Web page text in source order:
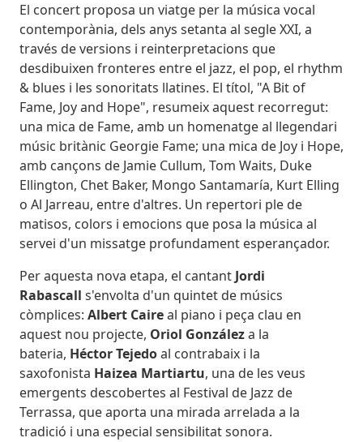
El concert proposa un viatge per la música vocal
contemporània, dels anys setanta al segle XXI, a
través de versions i reinterpretacions que
desdibuixen fronteres entre el jazz, el pop, el rhythm
& blues i les sonoritats llatines. El títol, "A Bit of
Fame, Joy and Hope", resumeix aquest recorregut:
una mica de Fame, amb un homenatge al llegendari
músic britànic Georgie Fame; una mica de Joy i Hope,
amb cançons de Jamie Cullum, Tom Waits, Duke
Ellington, Chet Baker, Mongo Santamaría, Kurt Elling
o Al Jarreau, entre d'altres. Un repertori ple de
matisos, colors i emocions que posa la música al
servei d'un missatge profundament esperançador.
Per aquesta nova etapa, el cantant Jordi
Rabascall s'envolta d'un quintet de músics
còmplices: Albert Caireal piano i peça clau en
aquest nou projecte, Oriol Gonzáleza la
bateria, Héctor Tejedoal contrabaix i la
saxofonista Haizea Martiartu, una de les veus
emergents descobertes al Festival de Jazz de
Terrassa, que aporta una mirada arrelada a la
tradició i una especial sensibilitat sonora.